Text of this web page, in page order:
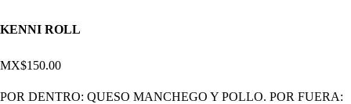
KENNI ROLL
MX$150.00
POR DENTRO: QUESO MANCHEGO Y POLLO. POR FUERA: